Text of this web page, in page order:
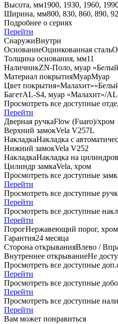
Высота, мм1900, 1930, 1960,
Ширина, мм800, 830, 860, 890,
Подробнее о сериях
Перейти
СнаружиВнутри
ОснованиеОцинкованная сталь
Толщина основания, мм11
НаличникZN-Поло, муар
Материал покрытияМуарМуар
Цвет покрытия«Малахит»
БагетAL-S4, муар «Малахит»/
Просмотреть все доступные
Перейти
Дверная ручкаFlоw (Fuaro)/хром
Верхний замокVela V257L
НакладкаНакладка с
Нижний замокVela V252
НакладкаНакладка на
Цилиндр замкаVela, хром
Просмотреть все доступные
Перейти
Просмотреть все доступные
Перейти
Просмотреть все доступные
Перейти
ПорогНержавеющий порог, хром
Гарантия24 месяца
Сторона открыванияВлево /
Внутреннее открываниеНе
Просмотреть все доступные
Перейти
Просмотреть все доступные
Перейти
Просмотреть все доступные
Перейти
Вам может понравиться